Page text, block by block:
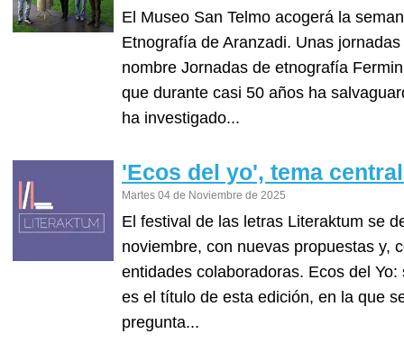
El Museo San Telmo acogerá la
Etnografía de Aranzadi. Unas
nombre Jornadas de etnografía
que durante casi 50 años ha
ha investigado...
'Ecos del yo', tema
Martes 04 de Noviembre de 2025
El festival de las letras Literaktum se
noviembre, con nuevas propuestas y,
entidades colaboradoras. Ecos del
es el título de esta edición, en la que
pregunta...